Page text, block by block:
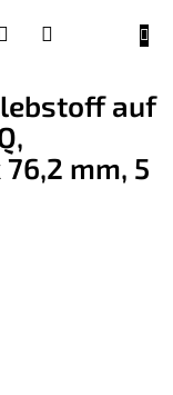
auf
mm, 5